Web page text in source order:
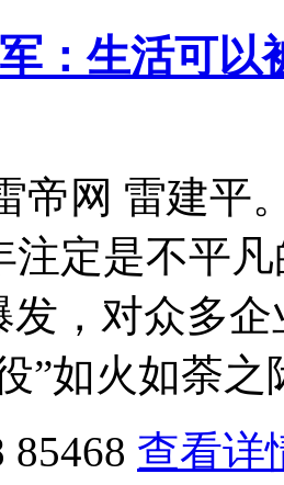
：生活可
帝网 雷建平
注定是不平
发，对众多
”如火如荼之
85468 查看详